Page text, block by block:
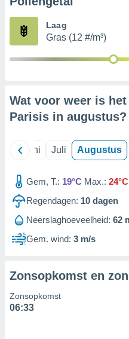
partners Laag
Gras (12 #/m³)
Wat voor weer is
Parisis in augustus?
Juni Juli Augustus
Gem, T.: 19°C Max.: 24°C
Regendagen: 10 dagen
Neerslaghoeveelheid: 62
Gem. wind: 3 m/s
Zonsopkomst en
Zonsopkomst
06:33